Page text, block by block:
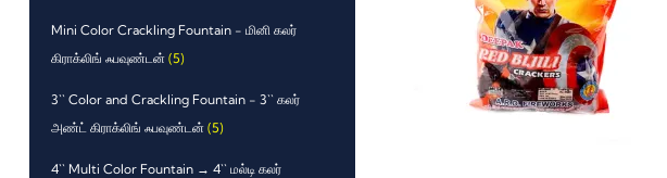
Mini Color Crackling Fountain - மினி கலர்
கிராக்லிங் ஃபவுண்டன் (5)
3`` Color and Crackling Fountain - 3`` கலர்
அண்ட் கிராக்லிங் ஃபவுண்டன் (5)
4`` Multi Color Fountain → 4`` மல்டி கலர்